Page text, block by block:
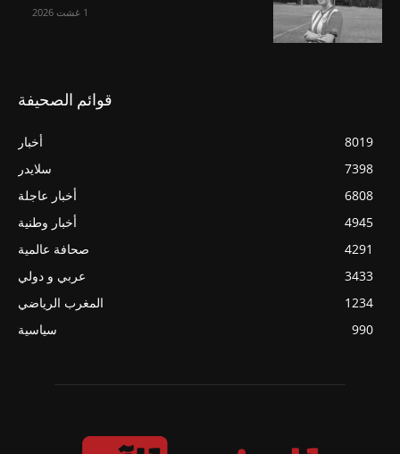
1 غشت 2026
قوائم الصحيفة
أخبار
8019
سلايدر
7398
أخبار عاجلة
6808
أخبار وطنية
4945
صحافة عالمية
4291
عربي و دولي
3433
المغرب الرياضي
1234
سياسية
990